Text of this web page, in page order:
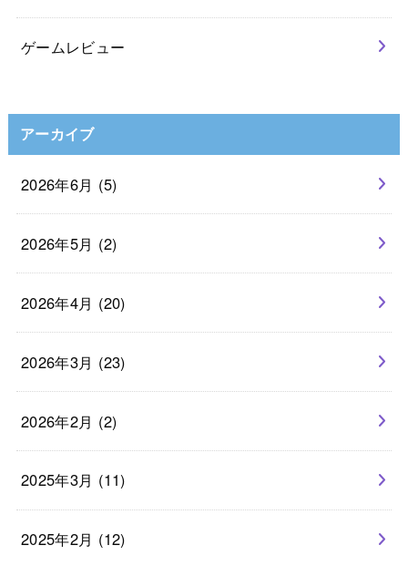
ゲームレビュー
アーカイブ
2026年6月 (5)
2026年5月 (2)
2026年4月 (20)
2026年3月 (23)
2026年2月 (2)
2025年3月 (11)
2025年2月 (12)